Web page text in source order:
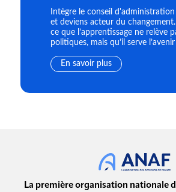
Intègre le conseil
et deviens acteur du
ce que l’apprentissage ne relève
politiques, mais qu’il serve
En savoir plus
La première organisation nationale